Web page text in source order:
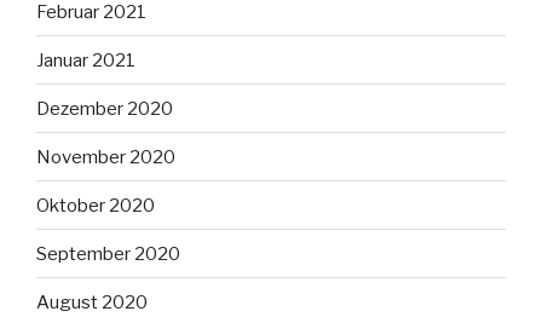
Februar 2021
Januar 2021
Dezember 2020
November 2020
Oktober 2020
September 2020
August 2020